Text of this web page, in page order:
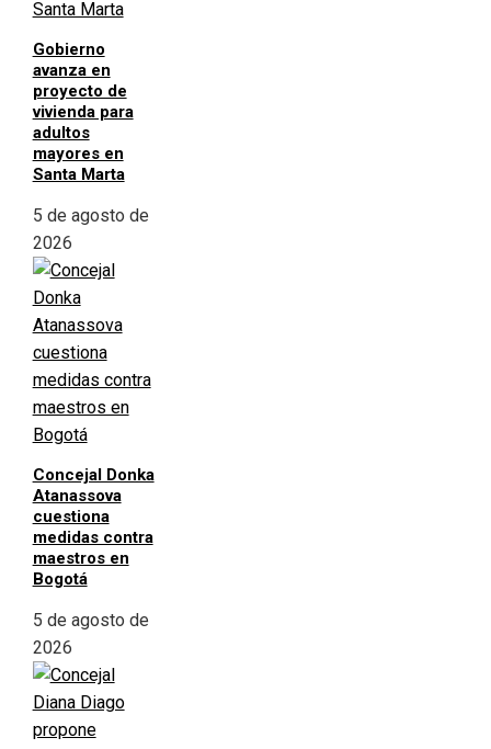
Gobierno
avanza en
proyecto de
vivienda para
adultos
mayores en
Santa Marta
5 de agosto de
2026
Concejal Donka
Atanassova
cuestiona
medidas contra
maestros en
Bogotá
5 de agosto de
2026